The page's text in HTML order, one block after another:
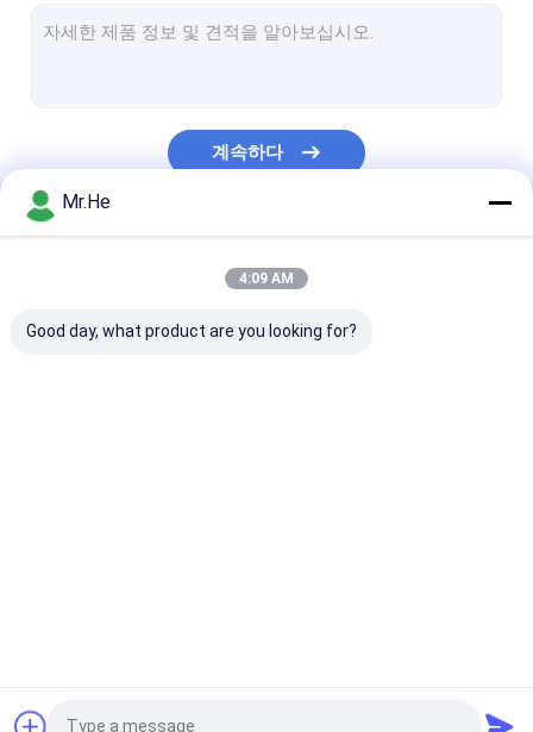
계속하다
Mr.He
4:09 AM
Good day, what product are you looking for?